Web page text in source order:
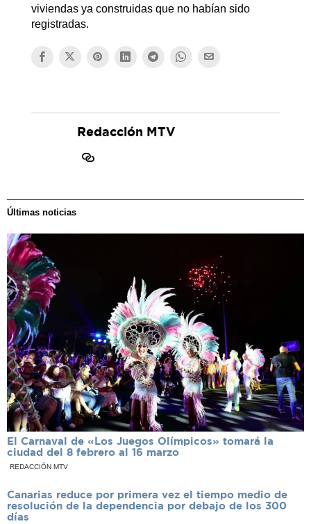
viviendas ya construidas que no habían sido
registradas.
Redacción MTV
Últimas noticias
El Carnaval de «Los Juegos Olímpicos» tomará la
ciudad del 8 febrero al 16 marzo
REDACCIÓN MTV
Canarias reduce por primera vez el tiempo medio de
resolución de la dependencia por debajo de los 300
días